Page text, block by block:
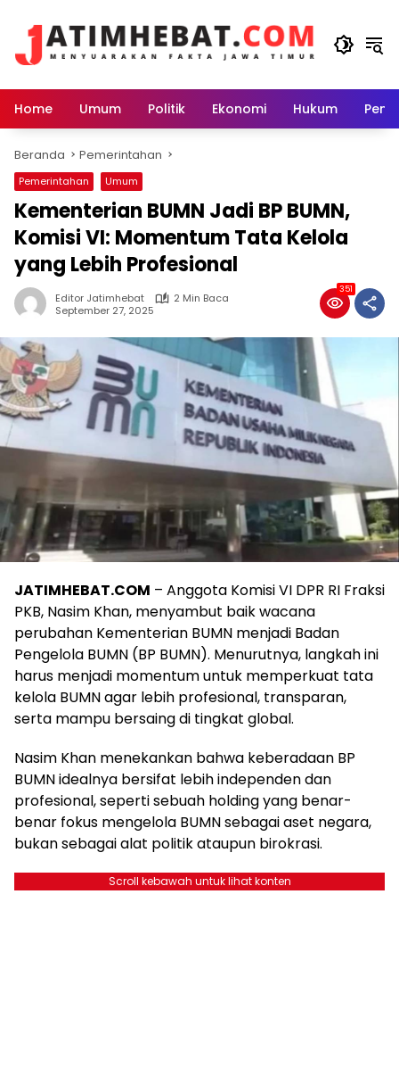
Home Umum Politik Ekonomi Hukum
Beranda Pemerintahan
Pemerintahan Umum
Kementerian BUMN Jadi BP BUMN,
Komisi VI: Momentum Tata Kelola
yang Lebih Profesional
Editor Jatimhebat
2 Min Baca
September 27, 2025
351
JATIMHEBAT.COM – Anggota Komisi VI DPR RI Fraksi
PKB, Nasim Khan, menyambut baik wacana
perubahan Kementerian BUMN menjadi Badan
Pengelola BUMN (BP BUMN). Menurutnya, langkah ini
harus menjadi momentum untuk memperkuat tata
kelola BUMN agar lebih profesional, transparan,
serta mampu bersaing di tingkat global.
Nasim Khan menekankan bahwa keberadaan BP
BUMN idealnya bersifat lebih independen dan
profesional, seperti sebuah holding yang benar-
benar fokus mengelola BUMN sebagai aset negara,
bukan sebagai alat politik ataupun birokrasi.
Scroll kebawah untuk lihat konten